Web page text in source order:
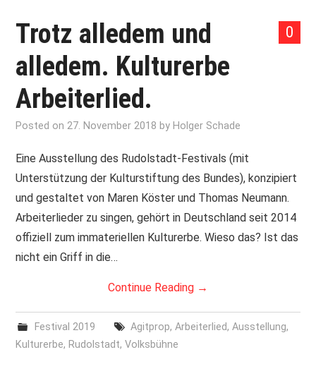
AUSSTELLUNGEN
ARCHIV
PRINT & CDS
IMPRESSUM
0
Trotz alledem und
alledem. Kulturerbe
Arbeiterlied.
Posted on27. November 2018 by Holger Schade
Eine Ausstellung des Rudolstadt-Festivals (mit
Unterstützung der Kulturstiftung des Bundes), konzipiert
und gestaltet von Maren Köster und Thomas Neumann.
Arbeiterlieder zu singen, gehört in Deutschland seit 2014
offiziell zum immateriellen Kulturerbe. Wieso das? Ist das
nicht ein Griff in die…
Continue Reading →
Festival 2019 Agitprop, Arbeiterlied, Ausstellung,
Kulturerbe, Rudolstadt,Volksbühne